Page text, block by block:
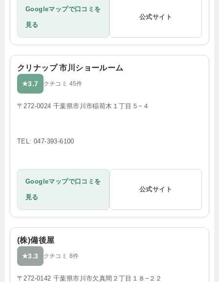
Googleマップで口コミを
見る
公式サイト
クリナップ 市川ショールーム
★3.7 クチコミ 45件
〒272-0024 千葉県市川市稲荷木１丁目５−４
TEL: 047-393-6100
Googleマップで口コミを
見る
公式サイト
(株)備後屋
★3.3 クチコミ 8件
〒272-0142 千葉県市川市欠真間２丁目１８−２２